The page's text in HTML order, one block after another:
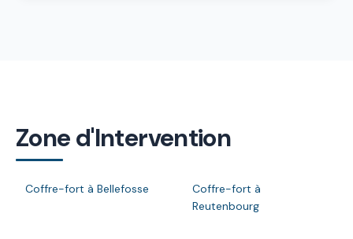
Zone d'Intervention
Coffre-fort à Bellefosse
Coffre-fort à
Reutenbourg